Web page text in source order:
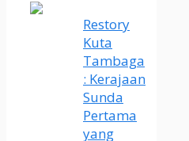
Restory
Kuta
Tambaga
: Kerajaan
Sunda
Pertama
yang